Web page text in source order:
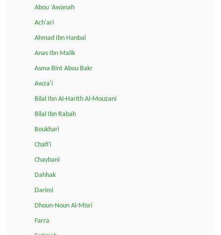
Abou ‘Awanah
Ach'ari
Ahmad Ibn Hanbal
Anas Ibn Malik
Asma Bint Abou Bakr
Awza'i
Bilal Ibn Al-Harith Al-Mouzani
Bilal Ibn Rabah
Boukhari
Chafi'i
Chaybani
Dahhak
Darimi
Dhoun-Noun Al-Misri
Farra